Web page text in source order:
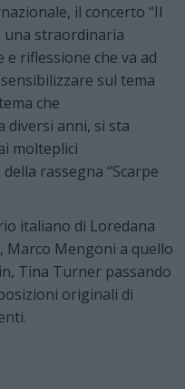
il concerto “Il
una straordinaria
riflessione che va ad
sul tema
che
diversi anni, si sta
molteplici
rassegna “Scarpe
italiano di Loredana
Marco Mengoni a quello
Tina Turner passando
originali di